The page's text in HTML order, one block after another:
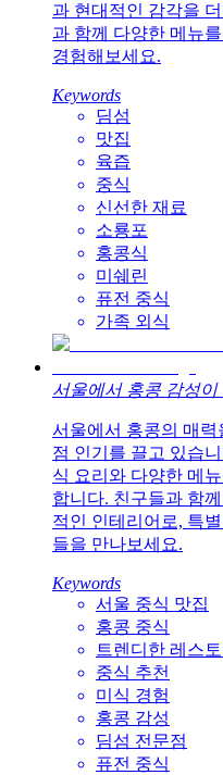
과 현대적인 감각을
과 함께 다양한 메뉴
경험해보세요.
Keywords
딤섬
맛집
육즙
중식
신선한 재료
소룡포
홍콩식
미쉐린
퓨전 중식
가족 외식
서울에서 홍콩 감성
서울에서 홍콩의 매력
점 인기를 끌고 있습
식 요리와 다양한 메
합니다. 친구들과 함
적인 인테리어로, 특
들을 만나보세요.
Keywords
서울 중식 맛집
홍콩 중식
트렌디한 레스
중식 추천
미식 경험
홍콩 감성
딤섬 전문점
퓨전 중식